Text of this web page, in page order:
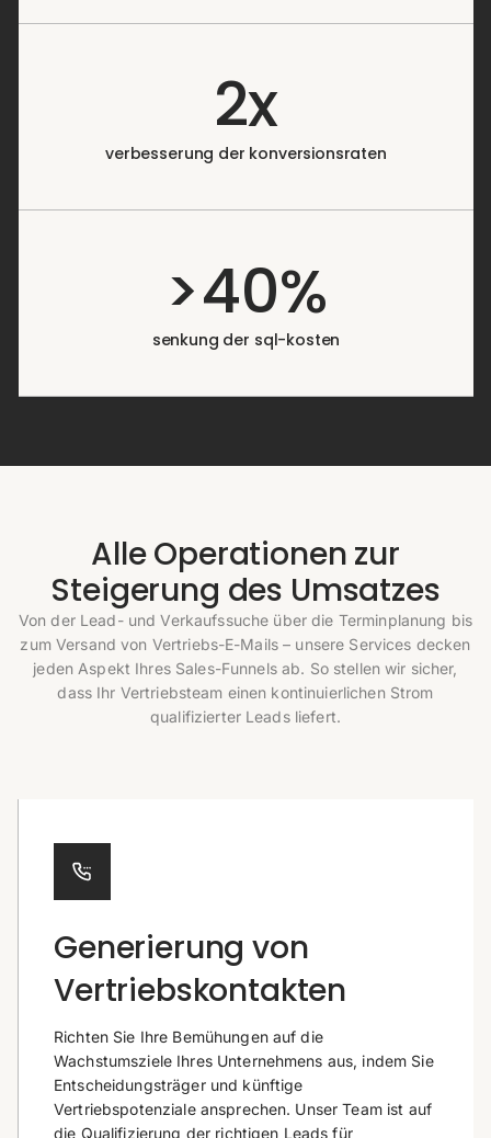
2x
verbesserung der konversionsraten
>40%
senkung der sql-kosten
Alle Operationen zur
Steigerung des Umsatzes
Von der Lead- und Verkaufssuche über die Terminplanung bis
zum Versand von Vertriebs-E-Mails – unsere Services decken
jeden Aspekt Ihres Sales-Funnels ab. So stellen wir sicher,
dass Ihr Vertriebsteam einen kontinuierlichen Strom
qualifizierter Leads liefert.
Generierung von
Vertriebskontakten
Richten Sie Ihre Bemühungen auf die
Wachstumsziele Ihres Unternehmens aus, indem Sie
Entscheidungsträger und künftige
Vertriebspotenziale ansprechen. Unser Team ist auf
die Qualifizierung der richtigen Leads für